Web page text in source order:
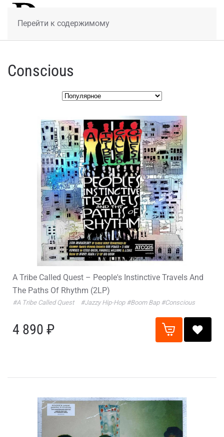
Перейти к содержимому
Conscious
A Tribe Called Quest – People's Instinctive Travels And
The Paths Of Rhythm (2LP)
#A Tribe Called Quest #Jazzy Hip-Hop #Boom Bap #Conscious
4 890 ₽